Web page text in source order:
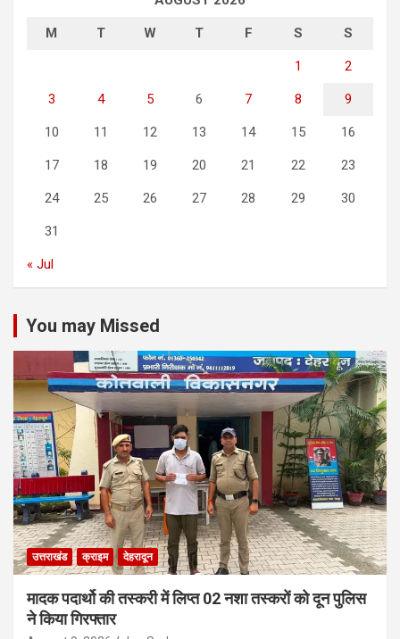
M T W T F S S
1 2
3 4 5 6 7 8 9
10 11 12 13 14 15 16
17 18 19 20 21 22 23
24 25 26 27 28 29 30
31
« Jul
You may Missed
उत्तराखंड क्राइम देहरादून
मादक पदार्थो की तस्करी में लिप्त 02 नशा तस्करों को दून पुलिस
ने किया गिरफ्तार